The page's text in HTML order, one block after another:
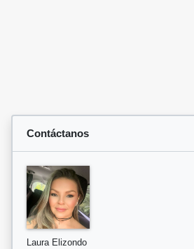
Contáctanos
Laura Elizondo